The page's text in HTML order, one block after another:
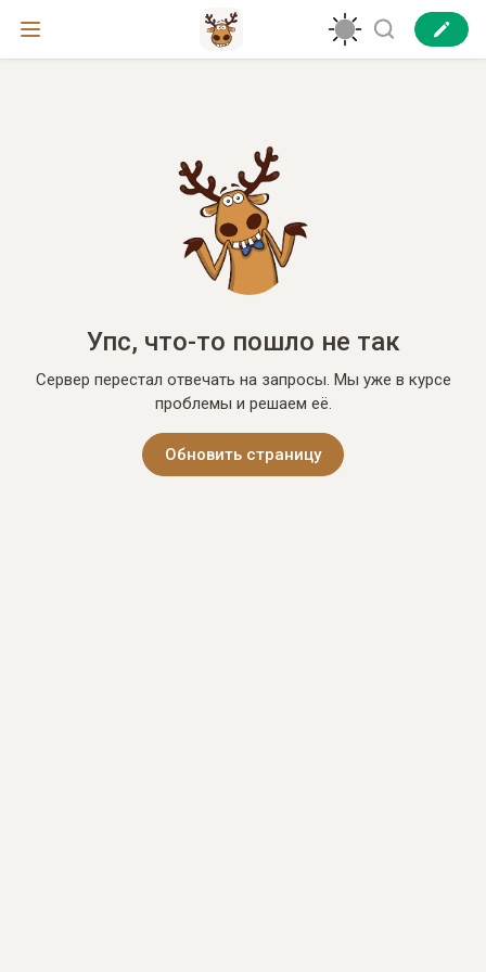
Упс, что-то пошло не так
Сервер перестал отвечать на запросы. Мы уже в курсе
проблемы и решаем её.
Обновить страницу